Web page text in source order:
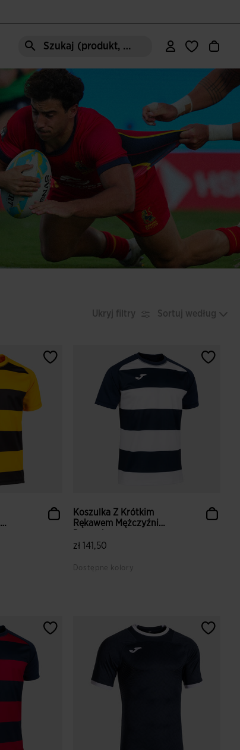
Szukaj (produkt, styl, obszar, ect.)
Ukryj filtry Sortuj według
Koszulka Z Krótkim
Rękawem Mężczyźni
zł 141,50
Dostępne kolory